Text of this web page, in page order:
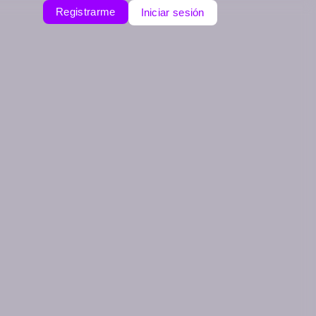
Registrarme Iniciar sesión